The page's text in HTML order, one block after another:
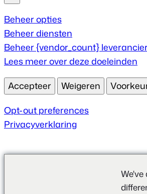
Beheer opties
Beheer diensten
Beheer {vendor_count}
Lees meer over deze doeleinden
Accepteer
Weigeren
Opt-out preferences
Privacyverklaring